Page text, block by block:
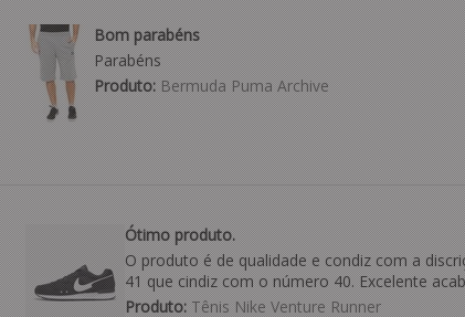
Bom parabéns
Parabéns
Produto:Bermuda Puma Archive
Ótimo produto.
O produto é de qualidade e condiz com a
41 que cindiz com o número 40. Excelente
Produto:Tênis Nike Venture Runner